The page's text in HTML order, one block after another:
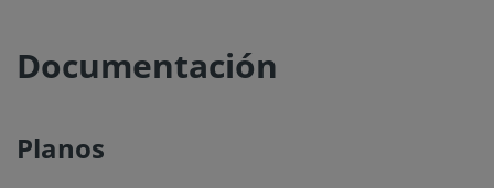
Documentación
Planos